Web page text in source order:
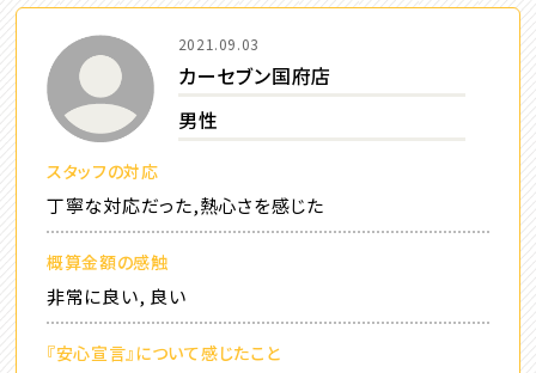
2021.09.03
カーセブン国府店
男性
スタッフの対応
丁寧な対応だった,熱心さを感じた
概算金額の感触
非常に良い, 良い
『安心宣言』について感じたこと